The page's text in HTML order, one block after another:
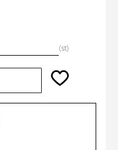
st
Lägg till i